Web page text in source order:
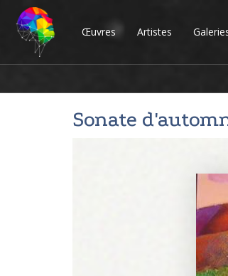
Œuvres Artistes
Sonate